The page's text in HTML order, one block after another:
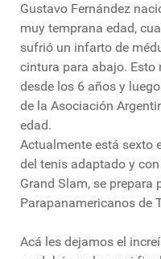
Gustavo Fernández
muy temprana edad,
sufrió un infarto de
cintura para abajo.
desde los 6 años y
de la Asociación
edad.
Actualmente está sexto
del tenis adaptado y
Grand Slam, se prepara
Parapanamericanos de
Acá les dejamos el